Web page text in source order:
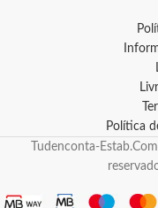
Política
Tudenconta-